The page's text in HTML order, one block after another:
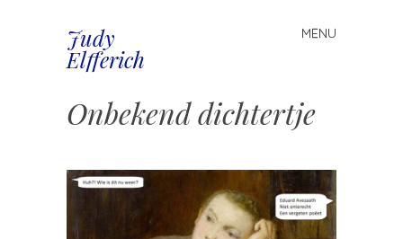
Judy
Elfferich
MENU
Spring
naar
Onbekend dichtertje